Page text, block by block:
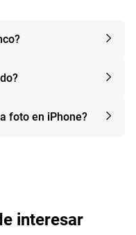
foto en iPhone?
interesar